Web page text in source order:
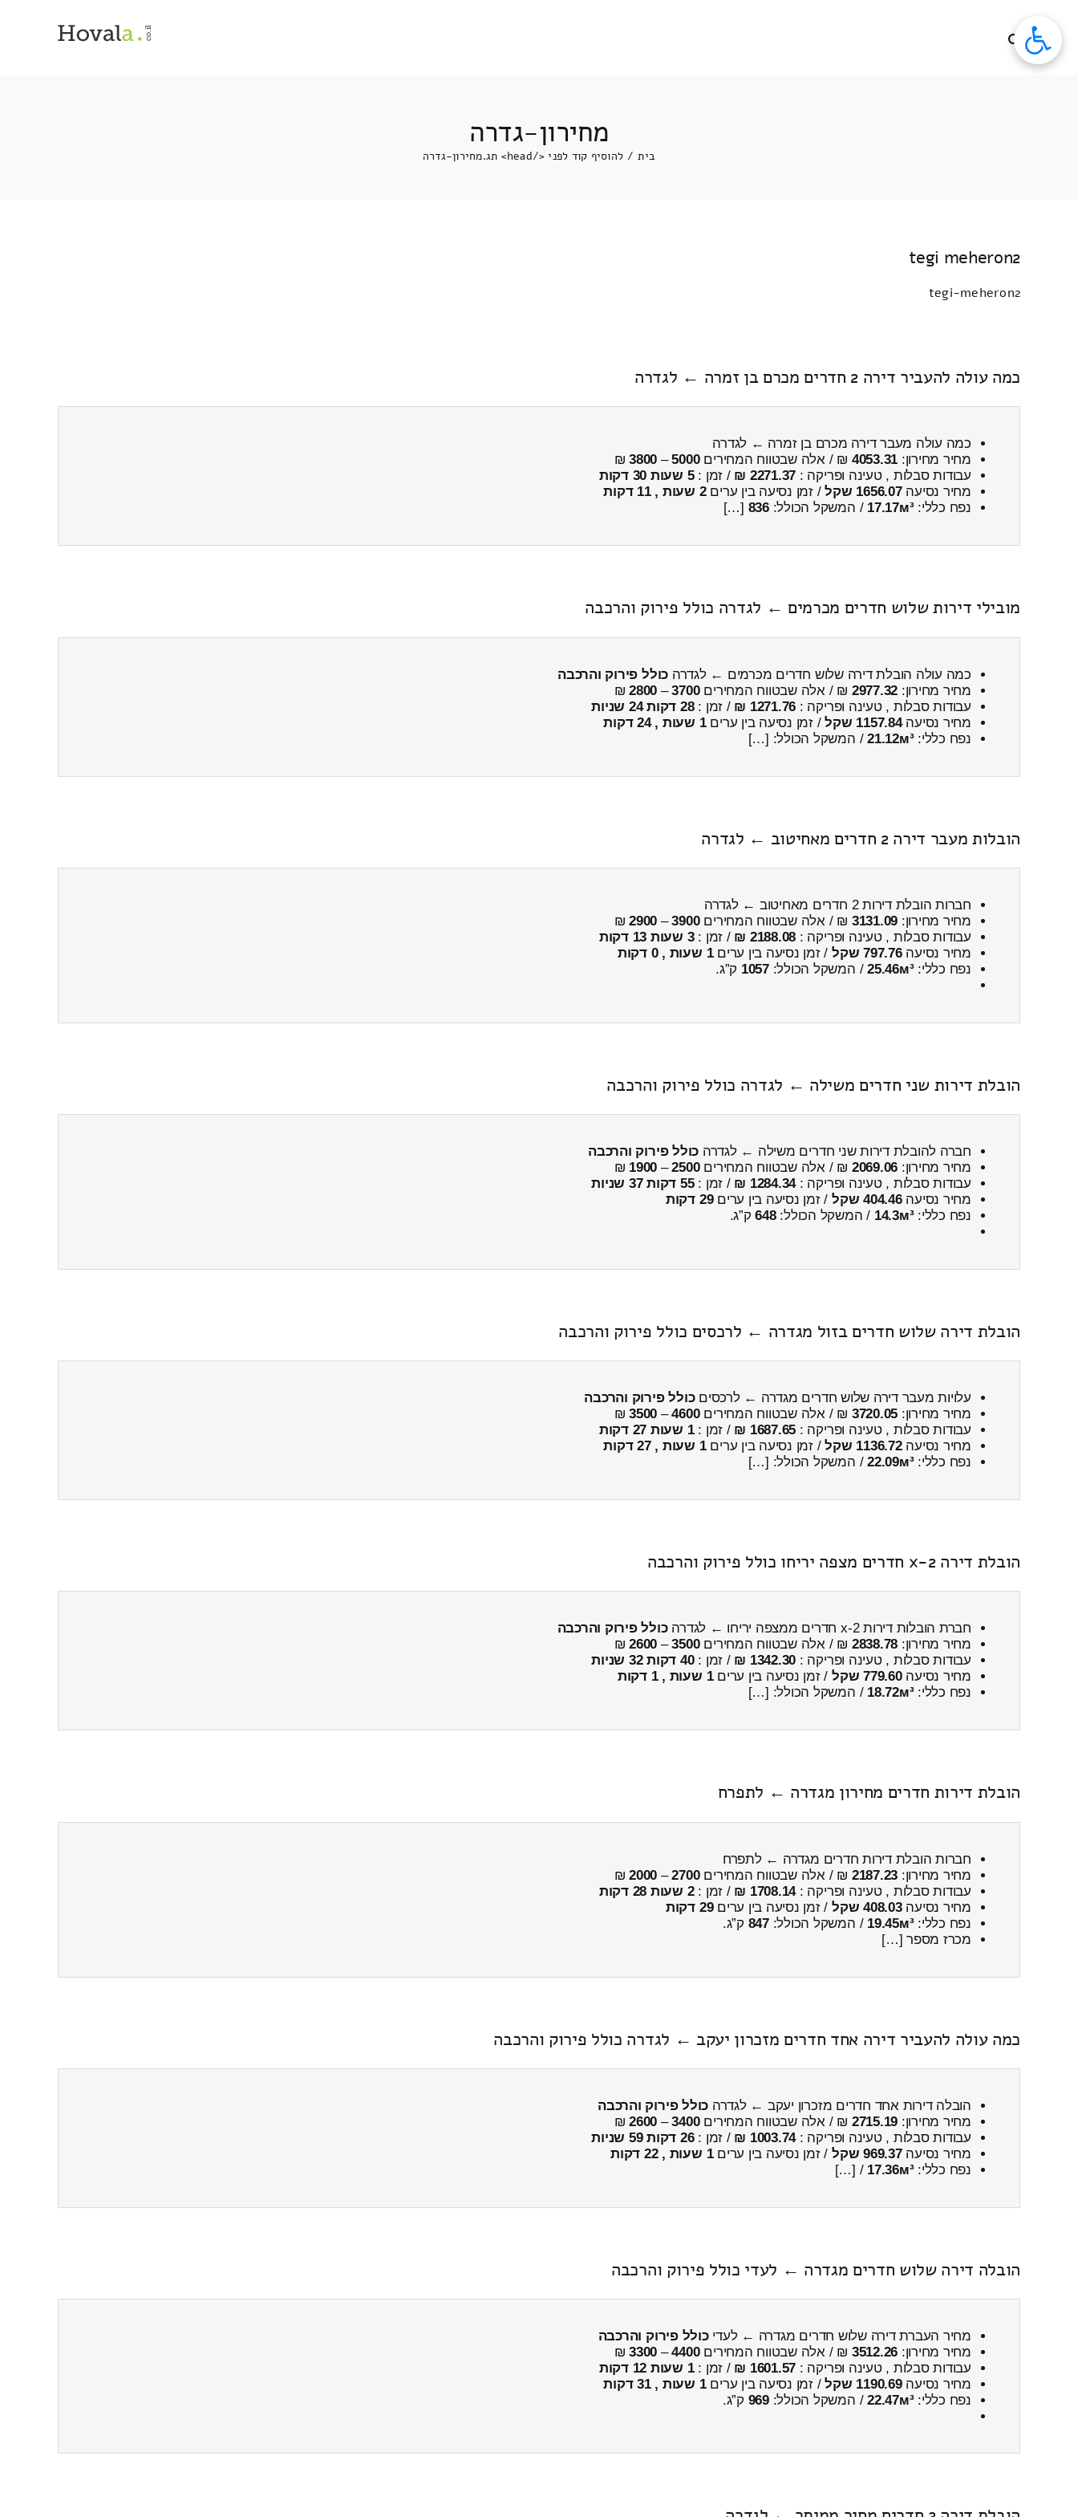
מחירון-גדרה
בית / להוסיף קוד לפני </head> תג. מחירון-גדרה
tegi meheron2
tegi-meheron2
כמה עולה להעביר דירה 2 חדרים מכרם בן זמרה ← לגדרה
כמה עולה מעבר דירה מכרם בן זמרה ← לגדרה
מחיר מחירון: 4053.31 ₪ / אלה שבטווח המחירים5000
–
3800
₪
עבודות סבלות , טעינה ופריקה : 2271.37 ₪ / זמן :5 שעות 30 דקות
מחיר נסיעה1656.07 שקל / זמן נסיעה בין ערים2 שעות , 11 דקות
נפח כללי:17.17м³ / המשקל הכולל:836
[…]
מובילי דירות שלוש חדרים מכרמים ← לגדרה כולל פירוק והרכבה
כמה עולה הובלת דירה שלוש חדרים מכרמים ← לגדרה כולל פירוק והרכבה
מחיר מחירון: 2977.32 ₪ / אלה שבטווח המחירים3700
–
2800
₪
עבודות סבלות , טעינה ופריקה : 1271.76 ₪ / זמן :28 דקות 24 שניות
מחיר נסיעה1157.84 שקל / זמן נסיעה בין ערים1 שעות , 24 דקות
נפח כללי:21.12м³/ המשקל הכולל: […]
הובלות מעבר דירה 2 חדרים מאחיטוב ← לגדרה
חברות הובלת דירות 2 חדרים מאחיטוב ← לגדרה
מחיר מחירון: 3131.09 ₪ / אלה שבטווח המחירים3900
–
2900
₪
עבודות סבלות , טעינה ופריקה : 2188.08 ₪ / זמן :3 שעות 13 דקות
מחיר נסיעה797.76 שקל / זמן נסיעה בין ערים1 שעות , 0 דקות
נפח כללי:25.46м³/ המשקל הכולל:1057 ק”ג.
הובלת דירות שני חדרים משילה ← לגדרה כולל פירוק והרכבה
חברה להובלת דירות שני חדרים משילה ← לגדרה כולל פירוק והרכבה
מחיר מחירון: 2069.06 ₪ / אלה שבטווח המחירים2500
–
1900
₪
עבודות סבלות , טעינה ופריקה :1284.34 ₪ / זמן :55 דקות 37 שניות
מחיר נסיעה404.46 שקל / זמן נסיעה בין ערים29 דקות
נפח כללי:14.3м³ / המשקל הכולל:648ק”ג.
הובלת דירה שלוש חדרים בזול מגדרה ← לרכסים כולל פירוק והרכבה
עלויות מעבר דירה שלוש חדרים מגדרה ← לרכסיםכולל פירוק והרכבה
מחיר מחירון: 3720.05 ₪ / אלה שבטווח המחירים4600
–
3500
₪
עבודות סבלות , טעינה ופריקה : 1687.65 ₪ / זמן :1 שעות 27 דקות
מחיר נסיעה1136.72 שקל / זמן נסיעה בין ערים1 שעות , 27 דקות
נפח כללי:22.09м³/ המשקל הכולל: […]
הובלת דירה 2-x חדרים מצפה יריחו כולל פירוק והרכבה
חברת הובלות דירות 2-x חדרים ממצפה יריחו ← לגדרה
כולל פירוק והרכבה
מחיר מחירון: 2838.78 ₪ / אלה שבטווח המחירים3500
–
2600
₪
עבודות סבלות , טעינה ופריקה : 1342.30 ₪ / זמן :40 דקות 32 שניות
מחיר נסיעה779.60 שקל / זמן נסיעה בין ערים1 שעות , 1 דקות
נפח כללי:18.72м³ / המשקל הכולל: […]
הובלת דירות חדרים מחירון מגדרה ← לתפרח
חברות הובלת דירות חדרים מגדרה ← לתפרח
מחיר מחירון: 2187.23 ₪ / אלה שבטווח המחירים2700
–
2000
₪
עבודות סבלות , טעינה ופריקה :1708.14 ₪ / זמן :2 שעות 28 דקות
מחיר נסיעה408.03 שקל / זמן נסיעה בין ערים29 דקות
נפח כללי:19.45м³ / המשקל הכולל:847 ק”ג.
מכרז מספר […]
כמה עולה להעביר דירה אחד חדרים מזכרון יעקב ← לגדרה כולל פירוק והרכבה
הובלה דירות אחד חדרים מזכרון יעקב ← לגדרה כולל פירוק והרכבה
מחיר מחירון: 2715.19 ₪ / אלה שבטווח המחירים3400
–
2600
₪
עבודות סבלות , טעינה ופריקה :1003.74 ₪ / זמן :26 דקות 59 שניות
מחיר נסיעה969.37 שקל / זמן נסיעה בין ערים1 שעות , 22 דקות
נפח כללי:17.36м³
/ […]
הובלה דירה שלוש חדרים מגדרה ← לעדי כולל פירוק והרכבה
מחיר העברת דירה שלוש חדרים מגדרה ← לעדיכולל פירוק והרכבה
מחיר מחירון: 3512.26 ₪ / אלה שבטווח המחירים4400
–
3300
₪
עבודות סבלות , טעינה ופריקה : 1601.57 ₪ / זמן :1 שעות 12 דקות
מחיר נסיעה1190.69 שקל / זמן נסיעה בין ערים1 שעות , 31 דקות
נפח כללי:22.47м³/ המשקל הכולל:969 ק”ג.